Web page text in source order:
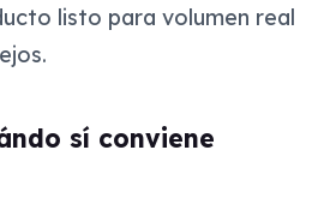
listo para volumen real
sí conviene